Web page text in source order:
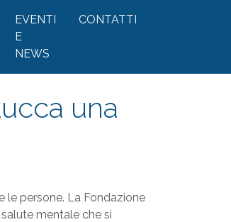
EVENTI
E
NEWS
CONTATTI
una
le persone. La Fondazione
mentale che si